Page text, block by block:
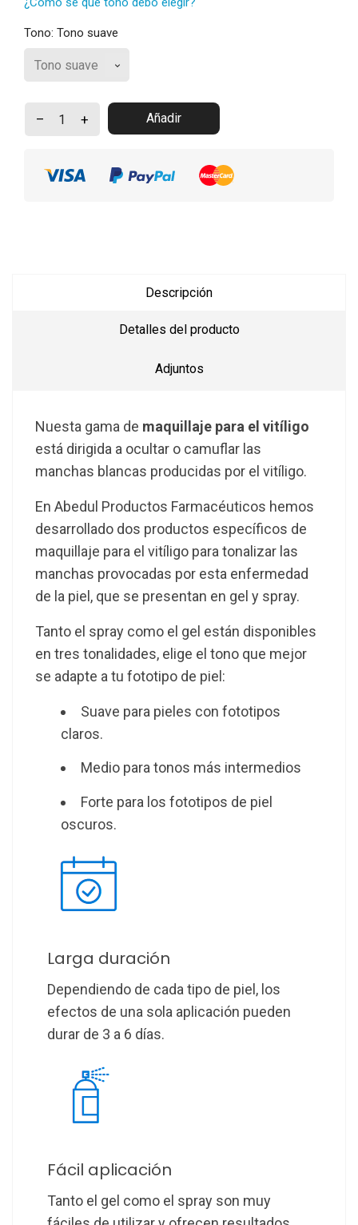
Tono: Tono suave
– + Añadir
Descripción
Detalles del producto
Adjuntos
Nuesta gama de maquillaje para el vitíligo
está dirigida a ocultar o camuflar las
manchas blancas producidas por el vitíligo.
En Abedul Productos Farmacéuticos hemos
desarrollado dos productos específicos de
maquillaje para el vitíligo para tonalizar las
manchas provocadas por esta enfermedad
de la piel, que se presentan en gel y spray.
Tanto el spray como el gel están disponibles
en tres tonalidades, elige el tono que mejor
se adapte a tu fototipo de piel:
Suave para pieles con fototipos
claros.
Medio para tonos más intermedios
Forte para los fototipos de piel
oscuros.
Larga duración
Dependiendo de cada tipo de piel, los
efectos de una sola aplicación pueden
durar de 3 a 6 días.
Fácil aplicación
Tanto el gel como el spray son muy